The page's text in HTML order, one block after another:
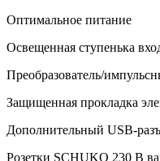
Оптимальное питание
Освещенная ступенька
Преобразователь/
Защищенная прокладка
Дополнительный USB-
Розетки SCHUKO 230 В